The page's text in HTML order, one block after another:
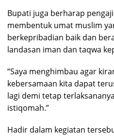
Bupati juga berharap
membentuk umat muslim
berkepribadian baik dan
landasan iman dan taqwa
“Saya menghimbau agar
kebersamaan kita dapat
lagi demi tetap
istiqomah.”
Hadir dalam kegiatan